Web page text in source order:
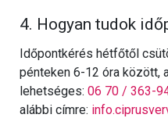
4. Hogyan tudok
Időpontkérés hétfőtől
pénteken 6-12 óra között,
lehetséges: 06 70 / 363-
alábbi címre: